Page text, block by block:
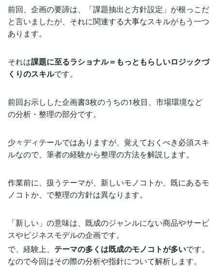
前回、企画の要諦は、「課題抽出と方針設定」が根っこだ
と言いましたが、それに関連する大事なスキルがもう一つ
あります。
それは課題に至るラショナル＝もっともらしいロジックづ
くりのスキルです。
前回お示しした企画書3枚のうちの1枚目、市場環境など
の分析・整理の部分です。
少々ディテールではありますが、覚えておくべき必須スキ
ルなので、筆者の経験から整理の方法を解説します。
作業前に、扱うテーマが、新しいモノコトか、既にあるモ
ノコトか、で整理の方針は異なります。
「新しい」の意味は、既成のジャンルにない商品やサービ
スやビジネスモデルの企画です。
で、経験上、 テーマの多くは既成のモノコトが多いです。
なので今回はその際の分析や指針について解析します。